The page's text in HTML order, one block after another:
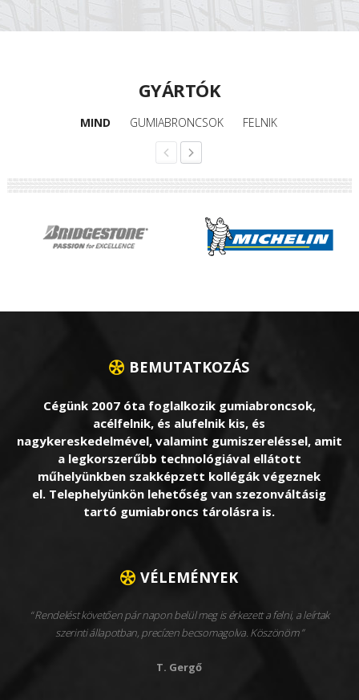
GYÁRTÓK
MIND GUMIABRONCSOK FELNIK
BEMUTATKOZÁS
Cégünk 2007 óta foglalkozik gumiabroncsok,
acélfelnik, és alufelnik kis, és
nagykereskedelmével, valamint gumiszereléssel, amit
a legkorszerűbb technológiával ellátott
műhelyünkben szakképzett kollégák végeznek
el. Telephelyünkön lehetőség van szezonváltásig
tartó gumiabroncs tárolásra is.
VÉLEMÉNYEK
Rendelést követően pár napon belül meg is érkezett a felni, a leírtak
szerinti állapotban, precízen becsomagolva. Köszönöm
T. Gergő